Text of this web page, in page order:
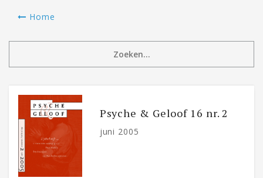
Home
Psyche & Geloof 16 nr. 2
juni 2005